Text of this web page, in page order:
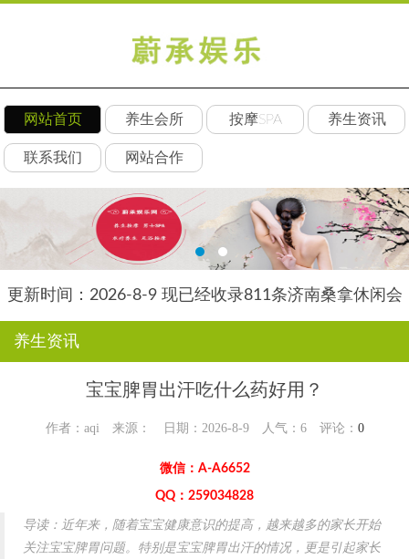
网站首页 养生会所 按摩SPA 养生资讯
联系我们 网站合作
更新时间：2026-8-9 现已经收录811条济南桑拿休闲会
养生资讯
宝宝脾胃出汗吃什么药好用？
作者：aqi 来源： 日期：2026-8-9 人气： 6评论： 0
微信：A-A6652
QQ：259034828
导读：近年来，随着宝宝健康意识的提高，越来越多的家长开始
关注宝宝脾胃问题。特别是宝宝脾胃出汗的情况，更是引起家长